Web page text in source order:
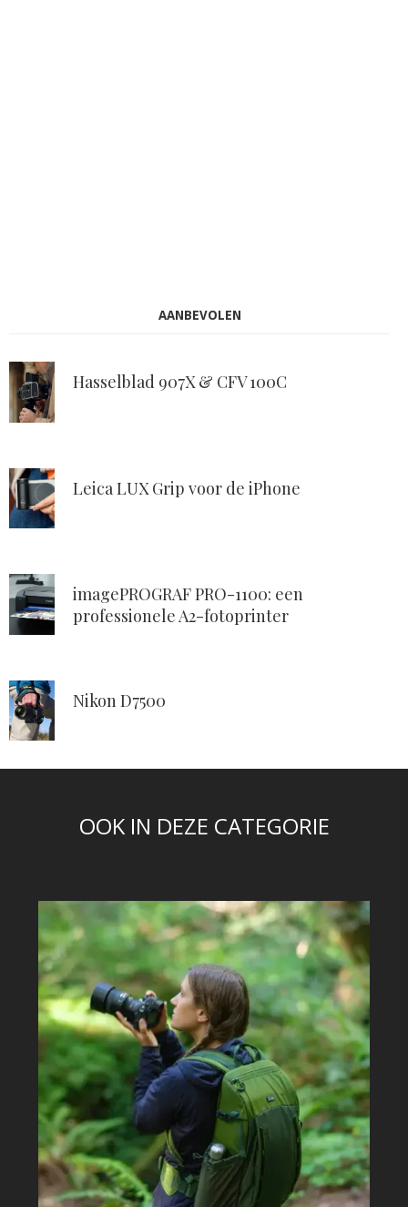
AANBEVOLEN
Hasselblad 907X & CFV 100C
Leica LUX Grip voor de iPhone
imagePROGRAF PRO-1100: een
professionele A2-fotoprinter
Nikon D7500
OOK IN DEZE CATEGORIE